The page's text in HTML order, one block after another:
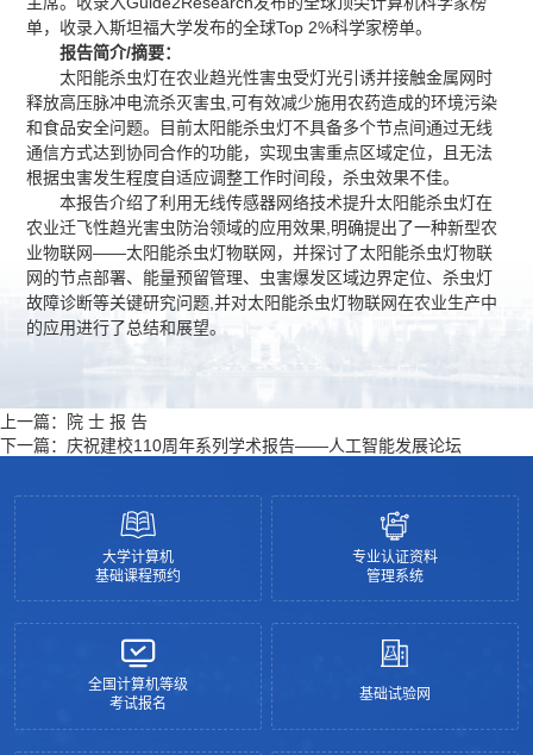
单，收录入斯坦福大学发布的全球Top 2%科学家榜单。
报告简介/摘要：
太阳能杀虫灯在农业趋光性害虫受灯光引诱并接触金属网时
释放高压脉冲电流杀灭害虫,可有效减少施用农药造成的环境污染
和食品安全问题。目前太阳能杀虫灯不具备多个节点间通过无线
通信方式达到协同合作的功能，实现虫害重点区域定位，且无法
根据虫害发生程度自适应调整工作时间段，杀虫效果不佳。
本报告介绍了利用无线传感器网络技术提升太阳能杀虫灯在
农业迁飞性趋光害虫防治领域的应用效果,明确提出了一种新型农
业物联网——太阳能杀虫灯物联网，并探讨了太阳能杀虫灯物联
网的节点部署、能量预留管理、虫害爆发区域边界定位、杀虫灯
故障诊断等关键研究问题,并对太阳能杀虫灯物联网在农业生产中
的应用进行了总结和展望。
上一篇：
院 士 报 告
下一篇： 庆祝建校110周年系列学术报告——人工智能发展论坛
大学计算机
基础课程预约
专业认证资料
管理系统
全国计算机等级
考试报名
基础试验网